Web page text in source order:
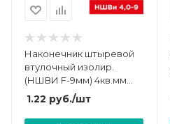
Наконечник штыревой
втулочный изолир.
(НШВИ F-9мм) 4кв.мм
(СЕ040010grey) сер.
Rexant 08-0821
1.22 руб./шт